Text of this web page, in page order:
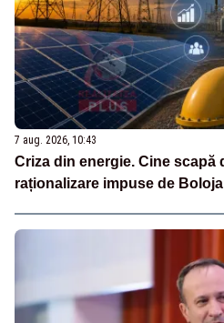
7 aug. 2026, 10:43
Criza din energie. Cine scapă
raționalizare impuse de